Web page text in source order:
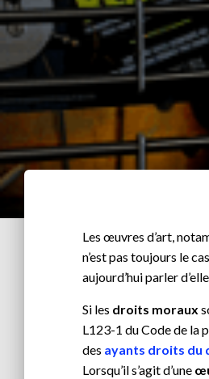
Les œuvres d’art,
n’est pas toujours le
aujourd’hui parler
Si les droits moraux
L123-1 du Code de la
des ayants droits du
Lorsqu’il s’agit d’une